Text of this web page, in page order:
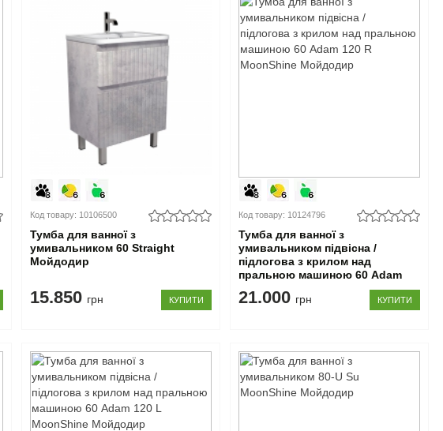
Код товару: 10106500
Тумба для ванної з
умивальником 60 Straight
Мойдодир
15.850 грн КУПИТИ
Код товару: 10124796
Тумба для ванної з
умивальником підвісна /
підлогова з крилом над
пральною машиною 60 Adam
120 R MoonShine Мойдодир
21.000 грн КУПИТИ